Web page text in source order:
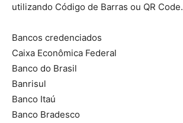
utilizando Código de Barras ou QR Code.
Bancos credenciados
Caixa Econômica Federal
Banco do Brasil
Banrisul
Banco Itaú
Banco Bradesco